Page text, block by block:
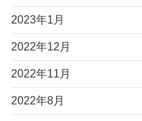
2023年1月
2022年12月
2022年11月
2022年8月